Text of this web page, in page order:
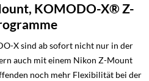
KOMODO-X® Z-
X sind ab sofort nicht nur in der
auch mit einem Nikon Z-Mount
noch mehr Flexibilität bei der